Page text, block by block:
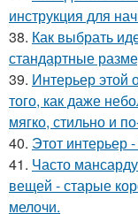
инструкция для
38. Как выбрать
стандартные
39. Интерьер этой
того, как даже
мягко, стильно и
40. Этот интерьер
41. Часто
вещей - старые
мелочи.